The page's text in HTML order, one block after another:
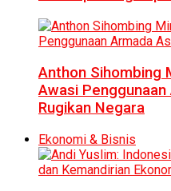
Anthon Sihombing
Awasi
Rugikan Negara
Ekonomi & Bisnis